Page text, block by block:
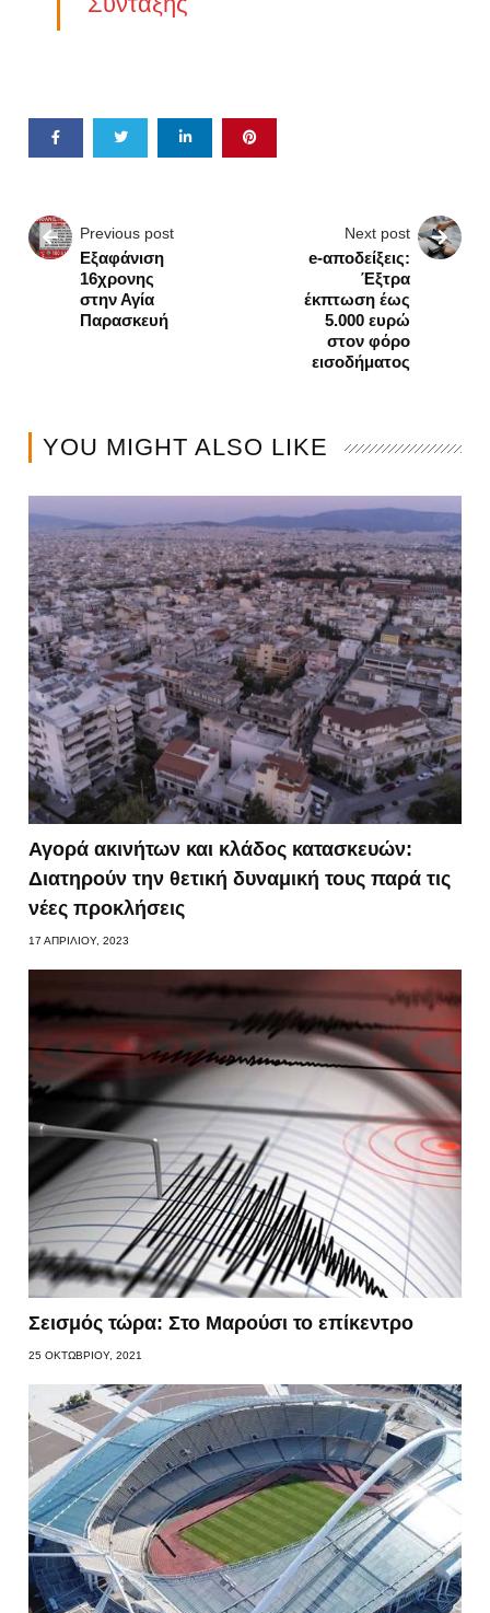
Previous post
Εξαφάνιση
16χρονης
στην Αγία
Παρασκευή
Next post
e-αποδείξεις:
Έξτρα
έκπτωση έως
5.000 ευρώ
στον φόρο
εισοδήματος
YOU MIGHT ALSO LIKE
Αγορά ακινήτων και κλάδος κατασκευών:
Διατηρούν την θετική δυναμική τους παρά τις
νέες προκλήσεις
17 ΑΠΡΙΛΊΟΥ, 2023
Σεισμός τώρα: Στο Μαρούσι το επίκεντρο
25 ΟΚΤΩΒΡΊΟΥ, 2021